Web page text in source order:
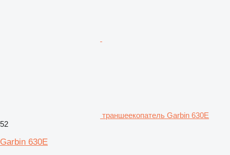
траншеекопатель Garbin 630E
52
Garbin 630E